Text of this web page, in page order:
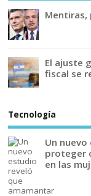
Mentiras,
El ajuste
fiscal se
Tecnología
Un
proteger
en las